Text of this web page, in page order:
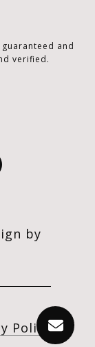
and
verified.
by
Policy